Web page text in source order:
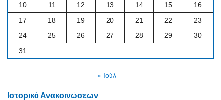
10
11 12 13 14 15
16
17
18 19 20 21 22
23
24
25 26 27 28 29
30
31
« Ιούλ
Ιστορικό Ανακοινώσεων